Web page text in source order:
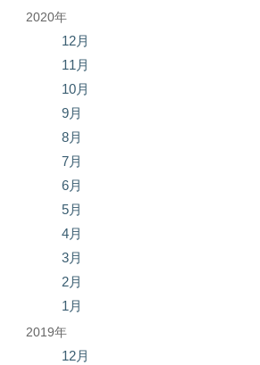
2020年
12月
11月
10月
9月
8月
7月
6月
5月
4月
3月
2月
1月
2019年
12月